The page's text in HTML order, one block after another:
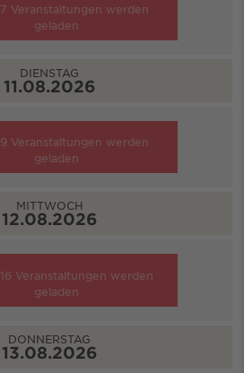
7 Veranstaltungen werden
geladen
DIENSTAG
11.08.2026
9 Veranstaltungen werden
geladen
MITTWOCH
12.08.2026
16 Veranstaltungen werden
geladen
DONNERSTAG
13.08.2026